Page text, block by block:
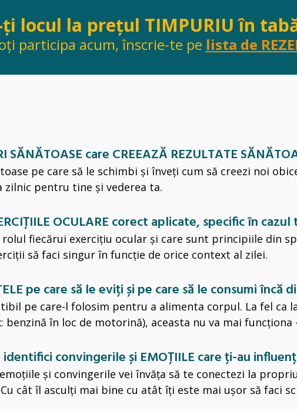
ți locul la prețul TIMPURIUîn
participa acum, înscrie-te pe lista de
care CREEAZĂ REZULTATE
pe care să le schimbi și înveți cum să creezi noi
zilnic pentru tine și vederea ta.
OCULARE corect aplicate, specific în cazul
fiecărui exercițiu ocular și care sunt principiile din
să faci singur în funcție de orice context al zilei.
pe care să le eviți și pe care să le consumi încă
pe care-l folosim pentru a alimenta corpul. La fel ca
în loc de motorină), aceasta nu va mai funcționa
convingerile și EMOȚIILE care ți-au
și convingerile vei învăța să te conectezi la
cât îl asculți mai bine cu atât îți este mai ușor să faci